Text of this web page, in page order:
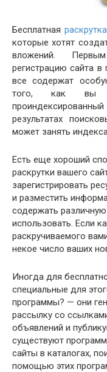
Бесплатная
которые хотят
вложений.
регистрацию сайта в
все содержат
того, как вы
результатах
может занять
Есть еще хороший
раскрутки вашего
зарегистрировать
и разместить
содержать
использовать. Если
раскручиваемого
некое число ваших
Иногда для
специальные для
программы? — они
рассылку со
объявлений и
существуют
сайты в каталогах,
помощью этих